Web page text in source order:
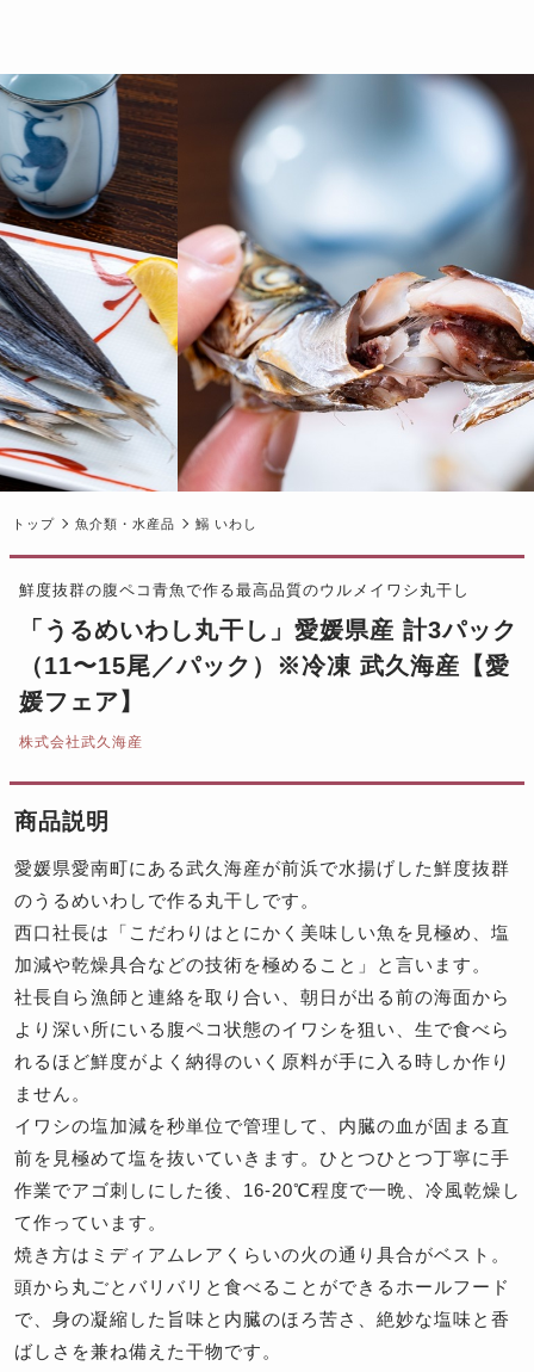
トップ 魚介類・水産品 鰯 いわし
鮮度抜群の腹ペコ青魚で作る最高品質のウルメイワシ丸干し
「うるめいわし丸干し」愛媛県産 計3パック
（11〜15尾／パック）※冷凍 武久海産【愛
媛フェア】
株式会社武久海産
商品説明
愛媛県愛南町にある武久海産が前浜で水揚げした鮮度抜群
のうるめいわしで作る丸干しです。
西口社長は「こだわりはとにかく美味しい魚を見極め、塩
加減や乾燥具合などの技術を極めること」と言います。
社長自ら漁師と連絡を取り合い、朝日が出る前の海面から
より深い所にいる腹ペコ状態のイワシを狙い、生で食べら
れるほど鮮度がよく納得のいく原料が手に入る時しか作り
ません。
イワシの塩加減を秒単位で管理して、内臓の血が固まる直
前を見極めて塩を抜いていきます。ひとつひとつ丁寧に手
作業でアゴ刺しにした後、16-20℃程度で一晩、冷風乾燥し
て作っています。
焼き方はミディアムレアくらいの火の通り具合がベスト。
頭から丸ごとバリバリと食べることができるホールフード
で、身の凝縮した旨味と内臓のほろ苦さ、絶妙な塩味と香
ばしさを兼ね備えた干物です。